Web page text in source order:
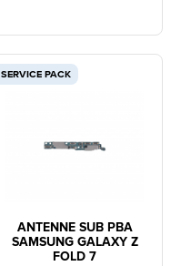
SERVICE PACK
ANTENNE SUB PBA
SAMSUNG GALAXY Z
FOLD 7